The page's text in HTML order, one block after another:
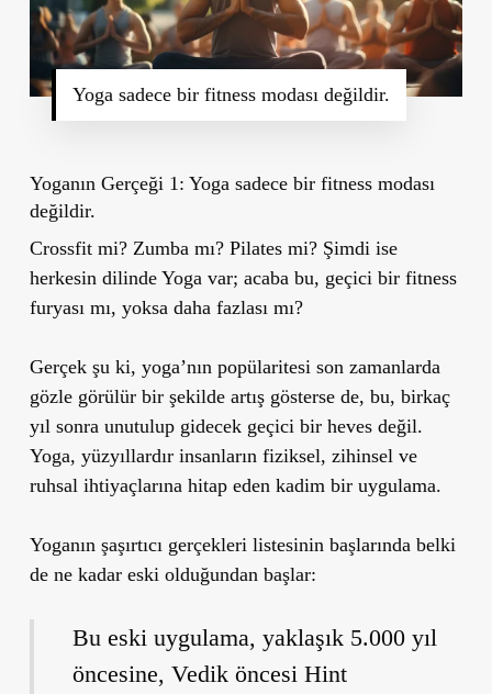
Yoga sadece bir fitness modası değildir.
Yoganın Gerçeği 1: Yoga sadece bir fitness modası
değildir.
Crossfit mi? Zumba mı? Pilates mi? Şimdi ise
herkesin dilinde Yoga var; acaba bu, geçici bir fitness
furyası mı, yoksa daha fazlası mı?
Gerçek şu ki, yoga’nın popülaritesi son zamanlarda
gözle görülür bir şekilde artış gösterse de, bu, birkaç
yıl sonra unutulup gidecek geçici bir heves değil.
Yoga, yüzyıllardır insanların fiziksel, zihinsel ve
ruhsal ihtiyaçlarına hitap eden kadim bir uygulama.
Yoganın şaşırtıcı gerçekleri listesinin başlarında belki
de ne kadar eski olduğundan başlar:
Bu eski uygulama, yaklaşık 5.000 yıl
öncesine, Vedik öncesi Hint